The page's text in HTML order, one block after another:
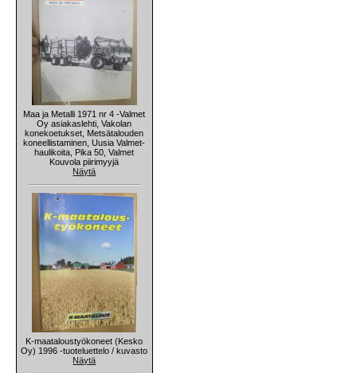
Maa ja Metalli 1971 nr 4 -Valmet
Oy asiakaslehti, Vakolan
konekoetukset, Metsätalouden
koneellistaminen, Uusia Valmet-
haulikoita, Pika 50, Valmet
Kouvola piirimyyjä
Näytä
K-maataloustyökoneet (Kesko
Oy) 1996 -tuoteluettelo / kuvasto
Näytä